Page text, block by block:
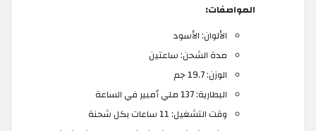
المواصفات:
الألوان: الأسود
مدة الشحن: ساعتين
الوزن: 19.7 جم
البطارية: 137 ملي أمبير في الساعة
وقت التشغيل: 11 ساعات بكل شحنة